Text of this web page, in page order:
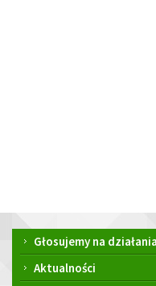
Menu
główne
Głosujemy na działania
Aktualności